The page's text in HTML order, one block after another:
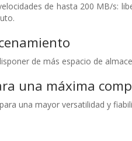
de hasta 200 MB/s:
de más espacio de
una máxima
una mayor versatilidad y